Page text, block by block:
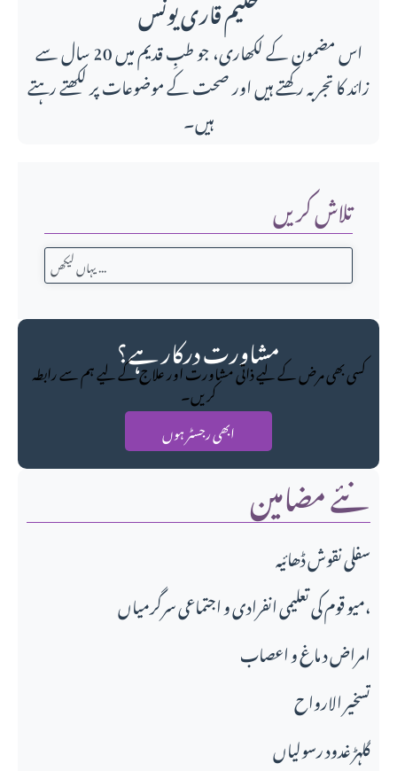
تلاش کریں
مشاورت درکار ہے؟
کسی بھی مرض کے لیے ذاتی مشاورت اور علاج کے لیے ہم سے رابطہ
کریں۔
ابھی رجسٹر ہوں
نئے مضامین
سفلی نقوش ڈھائیہ
میو قوم کی تعلیمی انفرادی و اجتماعی سرگرمیاں،
امراض د ماغ و اعصاب
تسخير الارواح
گلہڑ غدود رسولیاں
حکیم قاری یونس
اس مضمون کے لکھاری، جو طبِ قدیم میں 20 سال سے
زائد کا تجربہ رکھتے ہیں اور صحت کے موضوعات پر لکھتے رہتے
ہیں۔